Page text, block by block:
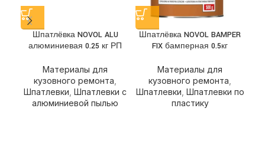
Шпатлёвка NOVOL ALU
алюминиевая 0.25 кг РП
Материалы для
кузовного ремонта
Шпатлевки Шпатлевки с
алюминиевой пылью
Шпатлёвка NOVOL BAMPER
FIX бамперная 0.5кг
Материалы для
кузовного ремонта
Шпатлевки Шпатлевки по
пластику